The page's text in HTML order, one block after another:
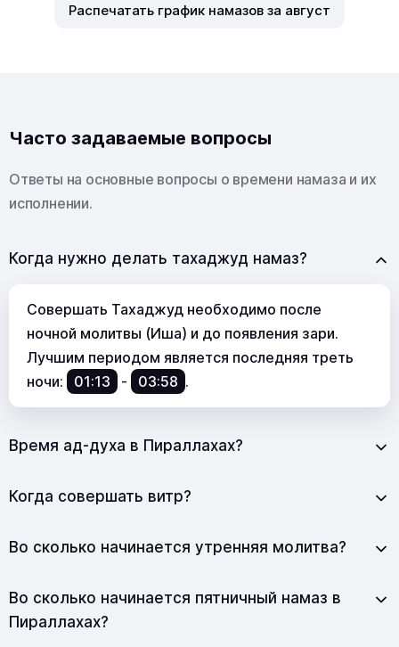
Распечатать график намазов за август
Часто задаваемые вопросы
Ответы на основные вопросы о времени намаза и их
исполнении.
Когда нужно делать тахаджуд намаз?
Совершать Тахаджуд необходимо после
ночной молитвы (Иша) и до появления зари.
Лучшим периодом является последняя треть
ночи:
01:13 - 03:58 .
Время ад-духа в Пираллахах?
Когда совершать витр?
Во сколько начинается утренняя молитва?
Во сколько начинается пятничный намаз в
Пираллахах?